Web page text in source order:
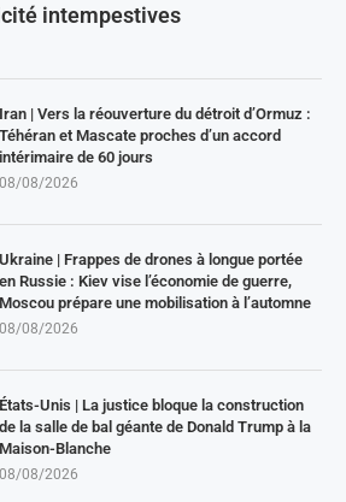
intempestives
Iran | Vers la réouverture du détroit d’Ormuz :
Téhéran et Mascate proches d’un accord
intérimaire de 60 jours
08/08/2026
Ukraine | Frappes de drones à longue portée
en Russie : Kiev vise l’économie de guerre,
Moscou prépare une mobilisation à l’automne
08/08/2026
États-Unis | La justice bloque la construction
de la salle de bal géante de Donald Trump à la
Maison-Blanche
08/08/2026